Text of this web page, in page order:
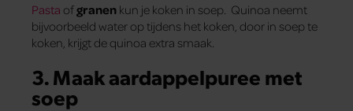
Pasta ofgranen kun je koken in soep. Quinoa neemt
bijvoorbeeld water op tijdens het koken, door in soep te
koken, krijgt de quinoa extra smaak.
3. Maak aardappelpuree met
soep